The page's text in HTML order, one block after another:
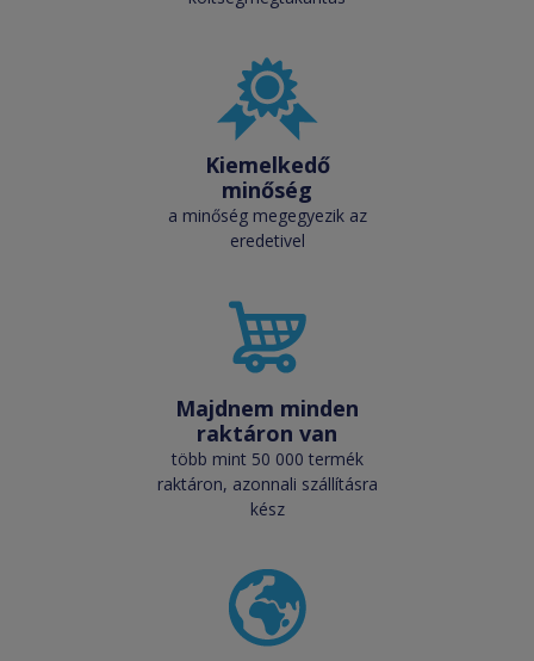
Kiemelkedő
minőség
a minőség megegyezik az
eredetivel
Majdnem minden
raktáron van
több mint 50 000 termék
raktáron, azonnali szállításra
kész